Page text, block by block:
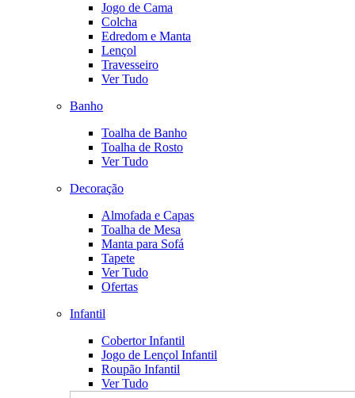
Jogo de Cama
Colcha
Edredom e Manta
Lençol
Travesseiro
Ver Tudo
Banho
Toalha de Banho
Toalha de Rosto
Ver Tudo
Decoração
Almofada e Capas
Toalha de Mesa
Manta para Sofá
Tapete
Ver Tudo
Ofertas
Infantil
Cobertor Infantil
Jogo de Lençol Infantil
Roupão Infantil
Ver Tudo